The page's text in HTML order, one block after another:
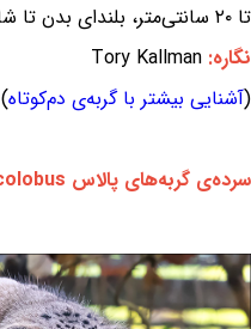
تا ۲۰ سانتی‌متر، بلندای بدن تا شانه‌ها ۳۰ تا ۶۰ سانتی‌متر
نگاره: Tory Kallman
(آشنایی بیشتر با گربه‌ی دم‌کوتاه)
سرده‌ی گربه‌های پالاس Otocolobus